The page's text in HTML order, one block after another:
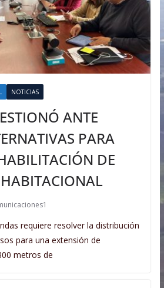
NOTICIAS
ANTE
PARA
DE
requiere resolver la distribución
para una extensión de
metros de